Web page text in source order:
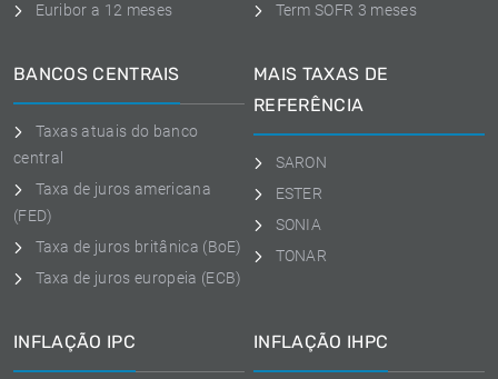
Euribor a 12 meses
Term SOFR 3 meses
BANCOS CENTRAIS
Taxas atuais do banco
central
Taxa de juros americana
(FED)
Taxa de juros britânica (BoE)
Taxa de juros europeia (ECB)
MAIS TAXAS DE
REFERÊNCIA
SARON
ESTER
SONIA
TONAR
INFLAÇÃO IPC INFLAÇÃO IHPC